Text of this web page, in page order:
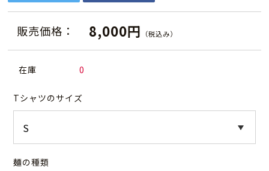
販売価格： 8,000円 （税込み）
在庫 0
Tシャツのサイズ
麺の種類